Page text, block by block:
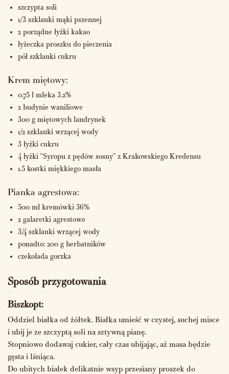
szczypta soli
1/3 szklanki mąki pszennej
2 porządne łyżki kakao
łyżeczka proszku do pieczenia
pół szklanki cukru
Krem miętowy:
0.75 l mleka 3.2%
2 budynie waniliowe
300 g miętowych landrynek
1/2 szklanki wrzącej wody
3 łyżki cukru
4 łyżki “Syropu z pędów sosny” z Krakowskiego Kredensu
1.5 kostki miękkiego masła
Pianka agrestowa:
500 ml kremówki 36%
2 galaretki agrestowe
3/4 szklanki wrzącej wody
ponadto: 200 g herbatników
czekolada gorzka
Sposób przygotowania
Biszkopt:
Oddziel białka od żółtek. Białka umieść w czystej, suchej misce
i ubij je ze szczyptą soli na sztywną pianę.
Stopniowo dodawaj cukier, cały czas ubijając, aż masa będzie
gęsta i lśniąca.
Do ubitych białek delikatnie wsyp przesiany proszek do